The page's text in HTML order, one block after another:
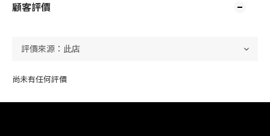
顧客評價
尚未有任何評價